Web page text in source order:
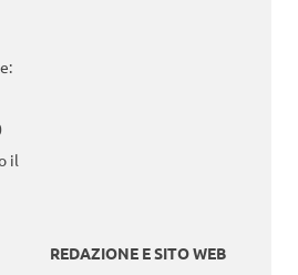
il
REDAZIONE E SITO WEB